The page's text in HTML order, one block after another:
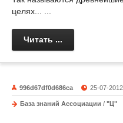
целях... ...
Читать ...
996d67df0d686ca 25-07-
База знаний Ассоциации / "Ц"